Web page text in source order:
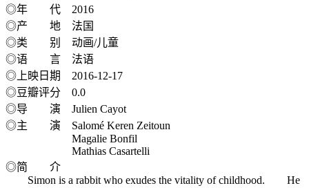
◎年 代 2016
◎产 地 法国
◎类 别 动画/儿童
◎语 言 法语
◎上映日期 2016-12-17
◎豆瓣评分 0.0
◎导 演 Julien Cayot
◎主 演 Salomé Keren Zeitoun
Magalie Bonfil
Mathias Casartelli
◎简 介
Simon is a rabbit who exudes the vitality of childhood. He